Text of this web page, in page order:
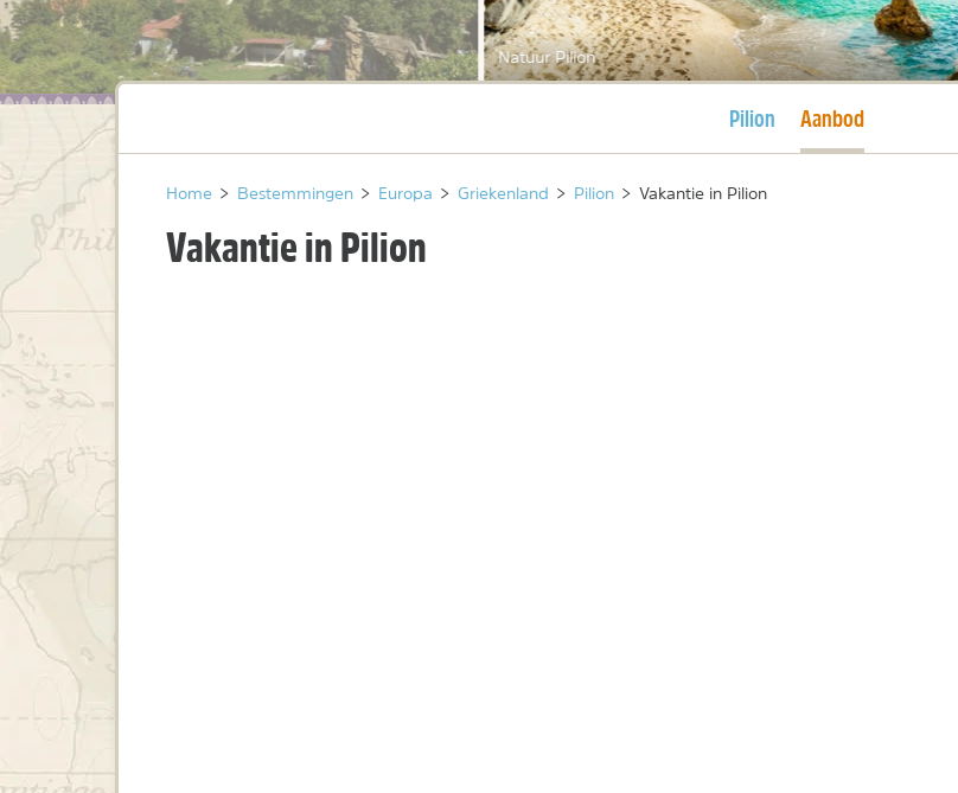
Natuur Pilion
Huidige pagina
Pilion Huidige pagina
Aanbod
Home > Bestemmingen > Europa > Griekenland > Pilion > Vakantie in Pilion
Vakantie in Pilion